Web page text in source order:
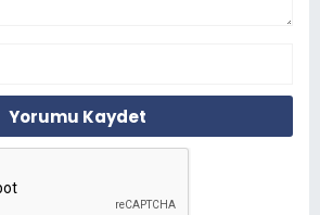
Yorumu Kaydet